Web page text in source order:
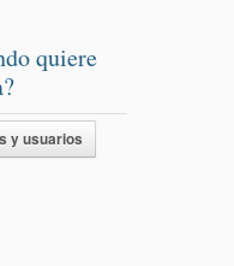
quiere
y usuarios